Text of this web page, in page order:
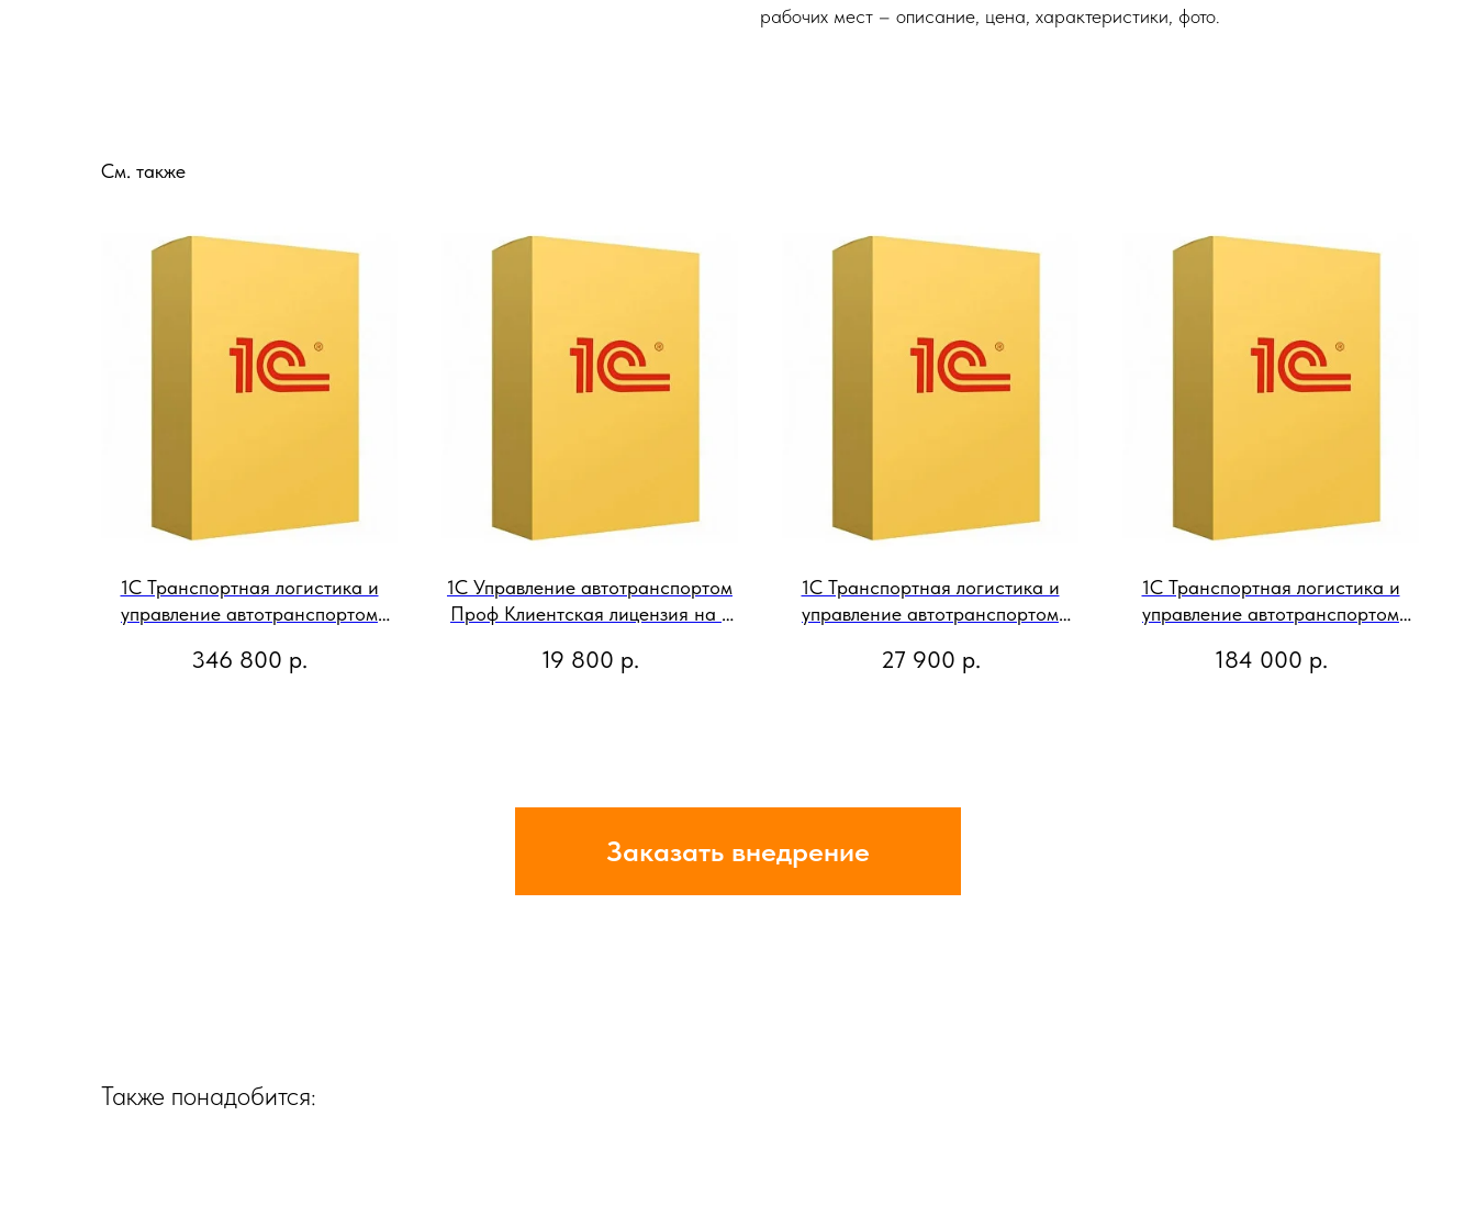
рабочих мест – описание, цена, характеристики, фото.
См. также
1С Транспортная логистика и
управление автотранспортом
рабочих мест Электронная
346 800 р.
1С Управление автотранспортом
Проф Клиентская лицензия на 1
поставка
19 800 р.
1С Транспортная логистика и
управление автотранспортом
рабочее место Электронная
27 900 р.
1С Транспортная логистика и
управление автотранспортом
рабочих мест Электронная
184 000 р.
Заказать внедрение
Также понадобится: